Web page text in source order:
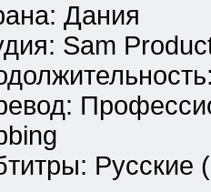
Дания
Sam
Русские